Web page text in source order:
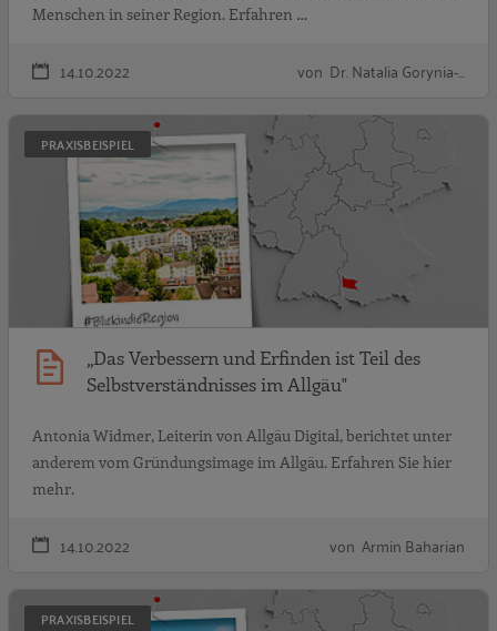
Menschen in seiner Region. Erfahren …
14.10.2022 von Dr. Natalia Gorynia-…
PRAXISBEISPIEL
„Das Verbessern und Erfinden ist Teil des
Selbstverständnisses im Allgäu"
Antonia Widmer, Leiterin von Allgäu Digital, berichtet unter
anderem vom Gründungsimage im Allgäu. Erfahren Sie hier
mehr.
14.10.2022 von Armin Baharian
PRAXISBEISPIEL